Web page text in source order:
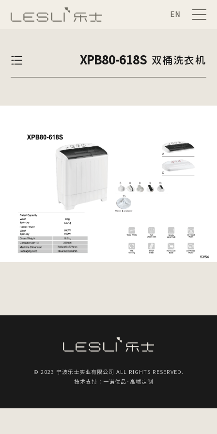
EN
XPB80-618S 双桶洗衣机
© 2023 宁波乐士实业有限公司 ALL RIGHTS RESERVED.
技术支持：一诺优品·高端定制